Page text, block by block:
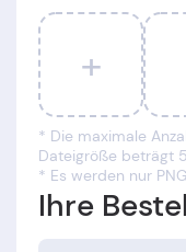
+
* Die maximale
Dateigröße beträgt
* Es werden nur
Ihre